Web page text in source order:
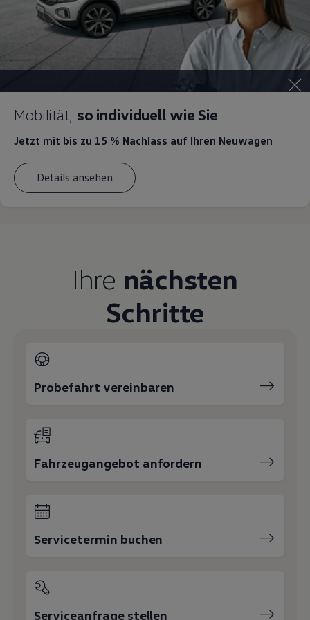
Magazin
Lifestyle
Transport
Familie
Elektromobilität
Volkswagen R
Mobilität, so individuell wie Sie
Jetzt mit bis zu 15 % Nachlass auf Ihren Neuwagen
Details ansehen
Ihre nächsten
Schritte
Probefahrt vereinbaren
Fahrzeugangebot anfordern
Servicetermin buchen
Serviceanfrage stellen